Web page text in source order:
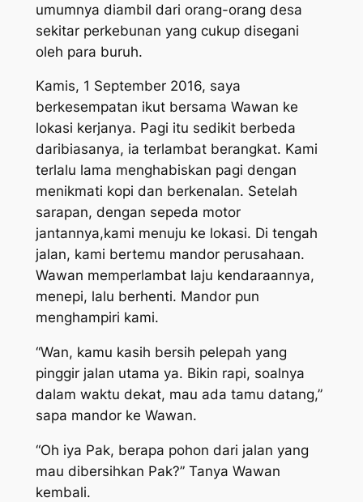
umumnya diambil dari orang-orang desa
sekitar perkebunan yang cukup disegani
oleh para buruh.
Kamis, 1 September 2016, saya
berkesempatan ikut bersama Wawan ke
lokasi kerjanya. Pagi itu sedikit berbeda
daribiasanya, ia terlambat berangkat. Kami
terlalu lama menghabiskan pagi dengan
menikmati kopi dan berkenalan. Setelah
sarapan, dengan sepeda motor
jantannya,kami menuju ke lokasi. Di tengah
jalan, kami bertemu mandor perusahaan.
Wawan memperlambat laju kendaraannya,
menepi, lalu berhenti. Mandor pun
menghampiri kami.
“Wan, kamu kasih bersih pelepah yang
pinggir jalan utama ya. Bikin rapi, soalnya
dalam waktu dekat, mau ada tamu datang,”
sapa mandor ke Wawan.
“Oh iya Pak, berapa pohon dari jalan yang
mau dibersihkan Pak?” Tanya Wawan
kembali.